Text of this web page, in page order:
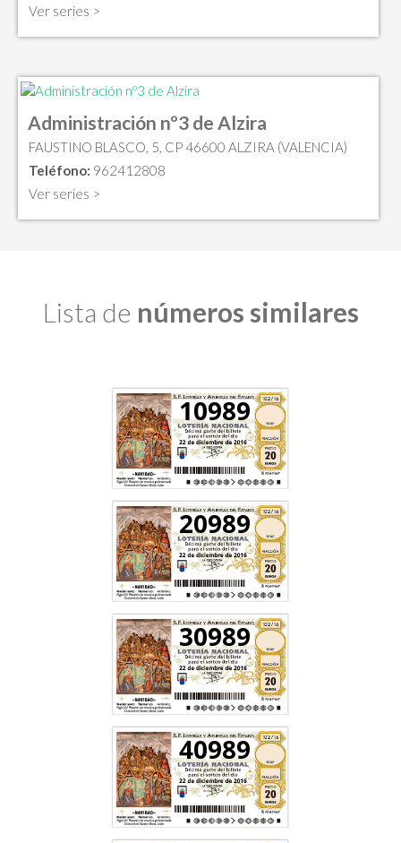
Ver series >
Administración nº3 de Alzira
FAUSTINO BLASCO, 5, CP 46600 ALZIRA (VALENCIA)
Teléfono: 962412808
Ver series >
Lista de números similares
10989
20989
30989
40989